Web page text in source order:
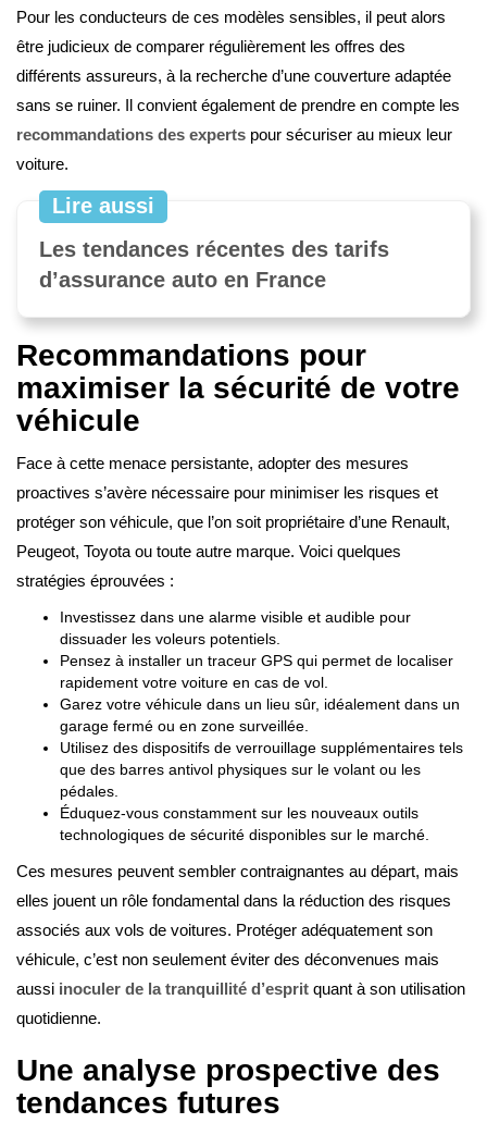
Pour les conducteurs de ces modèles sensibles, il peut alors
être judicieux de comparer régulièrement les offres des
différents assureurs, à la recherche d’une couverture adaptée
sans se ruiner. Il convient également de prendre en compte les
recommandations des experts pour sécuriser au mieux leur
voiture.
Lire aussi
Les tendances récentes des tarifs
d’assurance auto en France
Recommandations pour
maximiser la sécurité de votre
véhicule
Face à cette menace persistante, adopter des mesures
proactives s’avère nécessaire pour minimiser les risques et
protéger son véhicule, que l’on soit propriétaire d’une Renault,
Peugeot, Toyota ou toute autre marque. Voici quelques
stratégies éprouvées :
Investissez dans une alarme visible et audible pour
dissuader les voleurs potentiels.
Pensez à installer un traceur GPS qui permet de localiser
rapidement votre voiture en cas de vol.
Garez votre véhicule dans un lieu sûr, idéalement dans un
garage fermé ou en zone surveillée.
Utilisez des dispositifs de verrouillage supplémentaires tels
que des barres antivol physiques sur le volant ou les
pédales.
Éduquez-vous constamment sur les nouveaux outils
technologiques de sécurité disponibles sur le marché.
Ces mesures peuvent sembler contraignantes au départ, mais
elles jouent un rôle fondamental dans la réduction des risques
associés aux vols de voitures. Protéger adéquatement son
véhicule, c’est non seulement éviter des déconvenues mais
aussi inoculer de la tranquillité d’esprit quant à son utilisation
quotidienne.
Une analyse prospective des
tendances futures